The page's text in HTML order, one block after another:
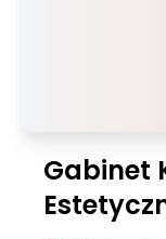
Gabinet